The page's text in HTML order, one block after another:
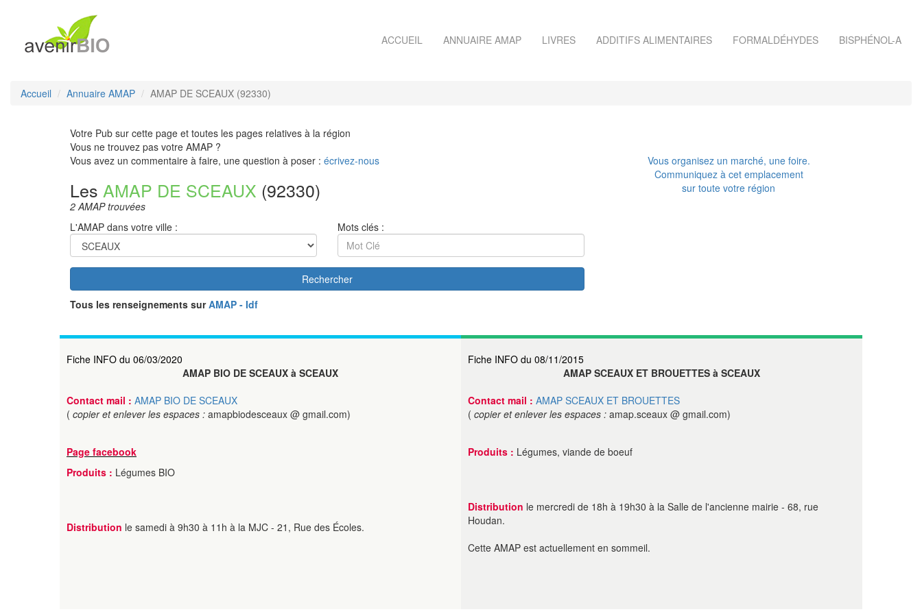
ACCUEIL ANNUAIRE AMAP LIVRES ADDITIFS ALIMENTAIRES FORMALDÉHYDES BISPHÉNOL-A
Accueil Annuaire AMAP AMAP DE SCEAUX (92330)
Votre Pub sur cette page et toutes les pages relatives à la région
Vous ne trouvez pas votre AMAP ?
Vous avez un commentaire à faire, une question à poser : écrivez-nous
Les AMAP DE SCEAUX (92330)
2 AMAP trouvées
L'AMAP dans votre ville :
Mots clés :
Rechercher
Tous les renseignements surAMAP - Idf
Vous organisez un marché, une foire.
Communiquez à cet emplacement
sur toute votre région
Fiche INFO du 06/03/2020
AMAP BIO DE SCEAUX à SCEAUX
Contact mail : AMAP BIO DE SCEAUX
( copier et enlever les espaces : amapbiodesceaux @ gmail.com)
Page facebook
Produits : Légumes BIO
Distribution le samedi à 9h30 à 11h à la MJC - 21, Rue des Écoles.
Fiche INFO du 08/11/2015
AMAP SCEAUX ET BROUETTES à SCEAUX
Contact mail : AMAP SCEAUX ET BROUETTES
( copier et enlever les espaces : amap.sceaux @ gmail.com)
Produits : Légumes, viande de boeuf
Distribution le mercredi de 18h à 19h30 à la Salle de l'ancienne mairie - 68, rue
Houdan.
Cette AMAP est actuellement en sommeil.